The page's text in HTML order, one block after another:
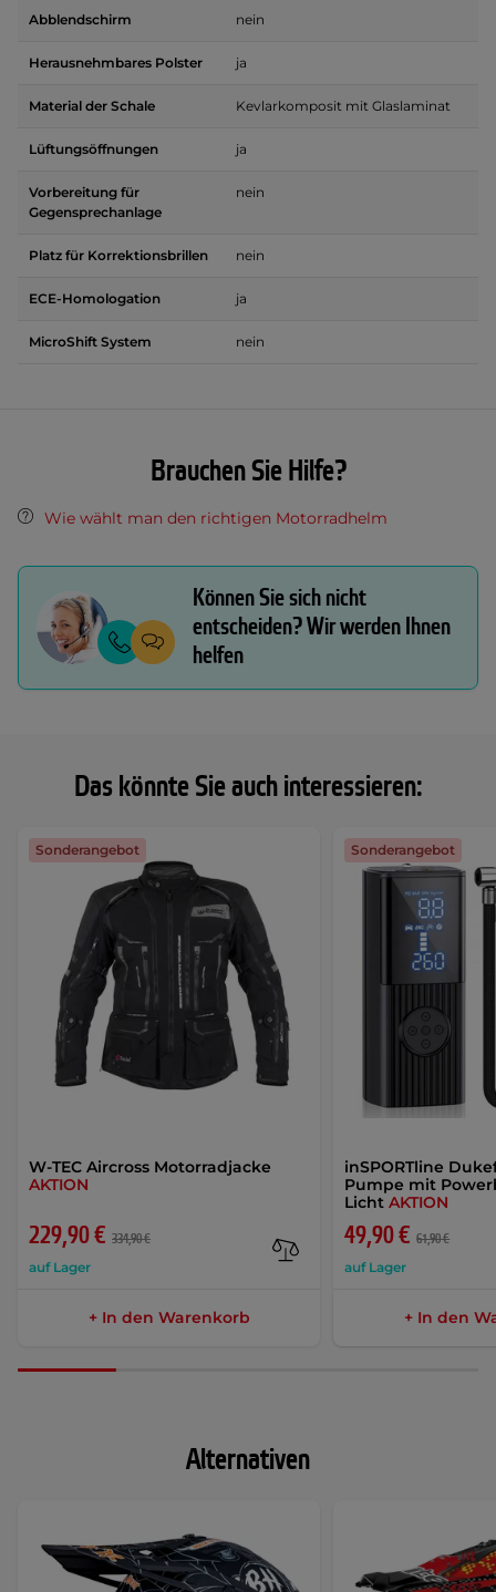
Das könnte Sie auch interessieren:
W-TEC Aircross Motorradjacke
AKTION
229,90 € 334,90 €
auf Lager
Sonderangebot
+ In den Warenkorb
inSPORTline
Pumpe mit
LichtAKTION
49,90 € 61,90 €
auf Lager
Sonderangebot
+ In den
Abblendschirm nein
Herausnehmbares Polster ja
Material der Schale Kevlarkomposit mit Glaslaminat
Lüftungsöffnungen ja
Vorbereitung für
Gegensprechanlage
nein
Platz für Korrektionsbrillen nein
ECE-Homologation ja
MicroShift System nein
Brauchen Sie Hilfe?
Wie wählt man den richtigen Motorradhelm
Können Sie sich nicht
entscheiden? Wir werden Ihnen
helfen
Alternativen